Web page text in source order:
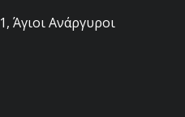
Άγιοι Ανάργυροι